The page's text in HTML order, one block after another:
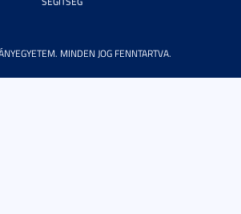
MINDEN JOG FENNTARTVA.